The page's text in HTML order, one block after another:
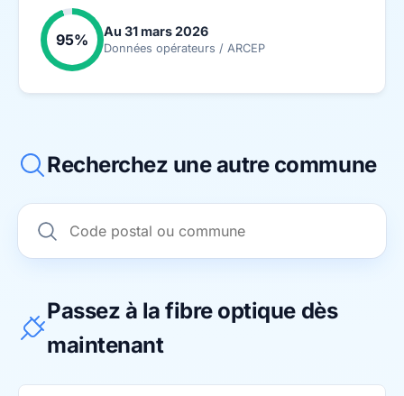
95% Au 31 mars 2026
Données opérateurs / ARCEP
Recherchez une autre commune
Passez à la fibre optique dès
maintenant